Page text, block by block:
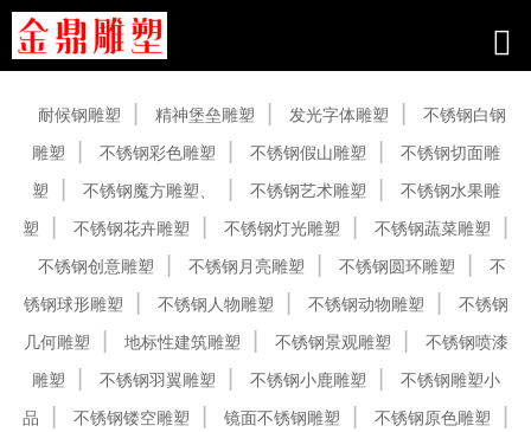
耐候钢雕塑 精神堡垒雕塑 发光字体雕塑
不锈钢白钢
雕塑
不锈钢彩色雕塑 不锈钢假山雕塑
不锈钢切面雕
塑
不锈钢魔方雕塑、 不锈钢艺术雕塑
不锈钢水果雕
塑
不锈钢花卉雕塑 不锈钢灯光雕塑
不锈钢蔬菜雕塑
不锈钢创意雕塑
不锈钢月亮雕塑 不锈钢圆环雕塑
不
锈钢球形雕塑
不锈钢人物雕塑 不锈钢动物雕塑
不锈钢
几何雕塑
地标性建筑雕塑 不锈钢景观雕塑
不锈钢喷漆
雕塑
不锈钢羽翼雕塑 不锈钢小鹿雕塑
不锈钢雕塑小
品
不锈钢镂空雕塑 镜面不锈钢雕塑
不锈钢原色雕塑